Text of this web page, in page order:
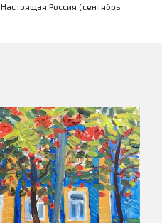
Россия (сентябрь